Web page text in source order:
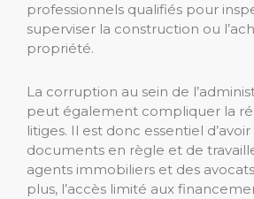
professionnels qualifiés pour
superviser la construction ou
propriété.
La corruption au sein de
peut également compliquer la
litiges. Il est donc essentiel
documents en règle et de
agents immobiliers et des
plus, l’accès limité aux